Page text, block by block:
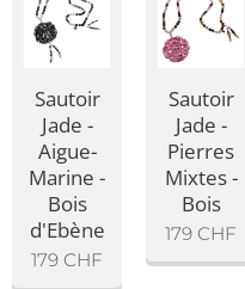
Sautoir
Jade -
Aigue-
Marine -
Bois
d'Ebène
179 CHF
Sautoir
Jade -
Pierres
Mixtes -
Bois
179 CHF